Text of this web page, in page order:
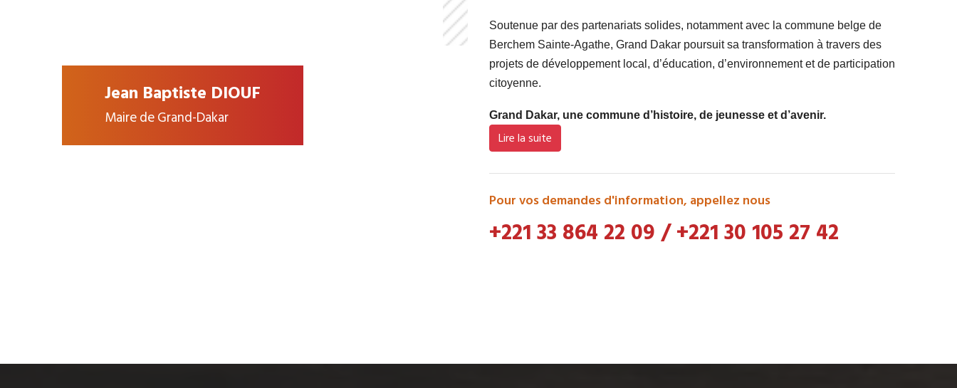
Jean Baptiste DIOUF
Maire de Grand-Dakar
Soutenue par des partenariats solides, notamment avec la commune belge de
Berchem Sainte-Agathe, Grand Dakar poursuit sa transformation à travers des
projets de développement local, d’éducation, d’environnement et de participation
citoyenne.
Grand Dakar, une commune d’histoire, de jeunesse et d’avenir.
Lire la suite
Pour vos demandes d'information, appellez nous
+221 33 864 22 09/+221 30 105 27 42